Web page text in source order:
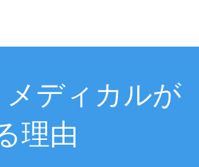
ディカルが
理由